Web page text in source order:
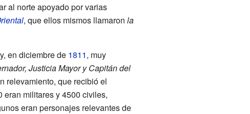
al norte apoyado por varias
, que ellos mismos llamaron la
en diciembre de 1811, muy
Justicia Mayor y Capitán del
relevamiento, que recibió el
eran militares y 4500 civiles,
eran personajes relevantes de